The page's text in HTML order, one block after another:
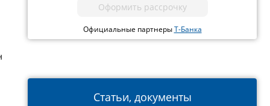
Оформить рассрочку
Официальные партнерыТ-Банка
Статьи, документы